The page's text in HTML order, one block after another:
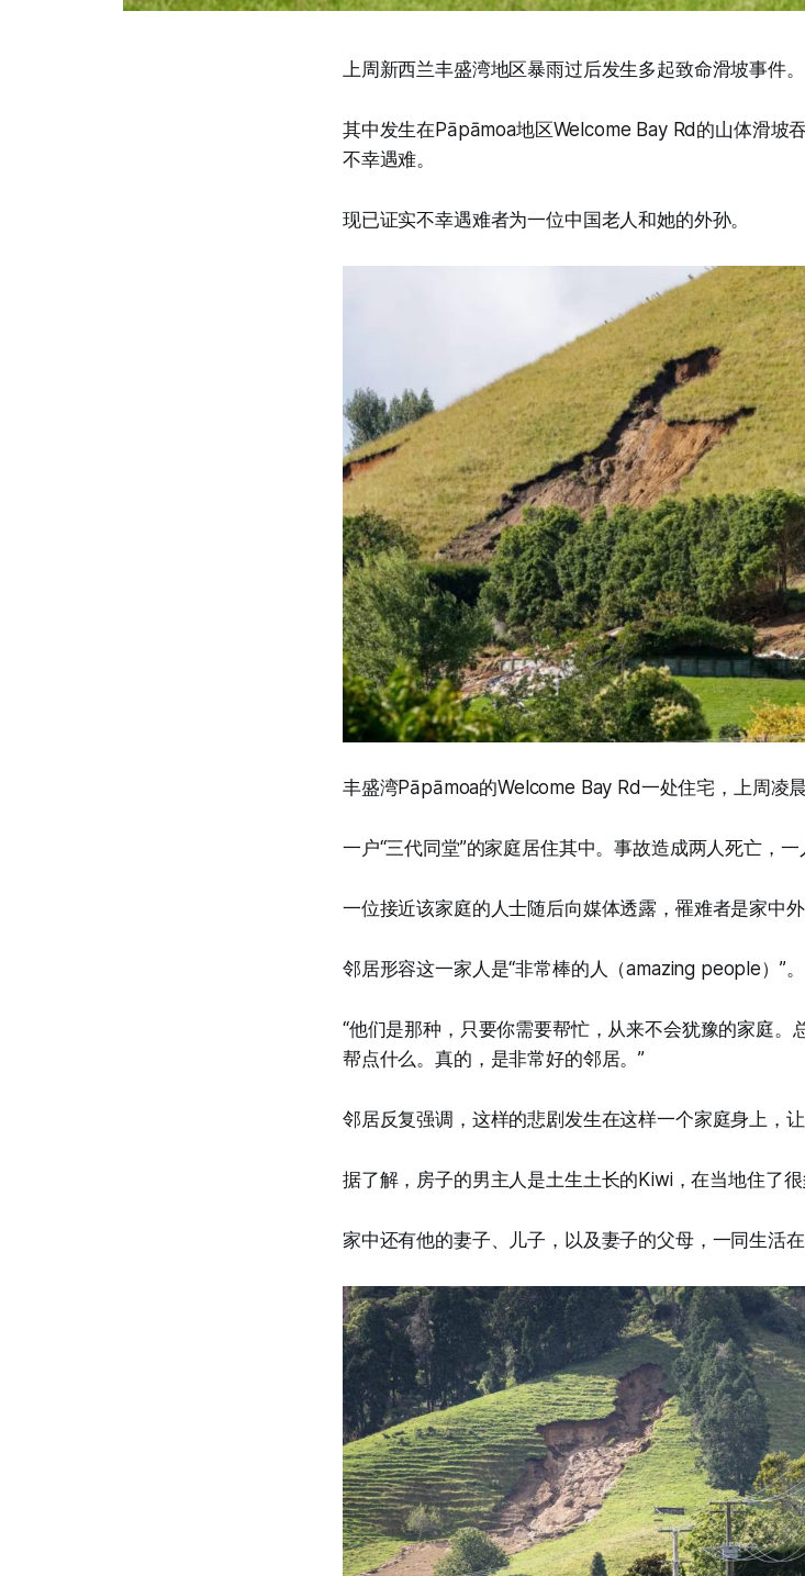
上周新西兰丰盛湾地区暴雨过后发生多起致命滑坡事件。
其中发生在Pāpāmoa地区Welcome Bay Rd的山体滑坡
不幸遇难。
现已证实不幸遇难者为一位中国老人和她的外孙。
丰盛湾Pāpāmoa的Welcome Bay Rd一处住宅，上周凌
一户“三代同堂”的家庭居住其中。事故造成两人死亡，一
一位接近该家庭的人士随后向媒体透露，罹难者是家中
邻居形容这一家人是“非常棒的人（amazing people）”。
“他们是那种，只要你需要帮忙，从来不会犹豫的家庭
帮点什么。真的，是非常好的邻居。”
邻居反复强调，这样的悲剧发生在这样一个家庭身上，
据了解，房子的男主人是土生土长的Kiwi，在当地住了很
家中还有他的妻子、儿子，以及妻子的父母，一同生活在